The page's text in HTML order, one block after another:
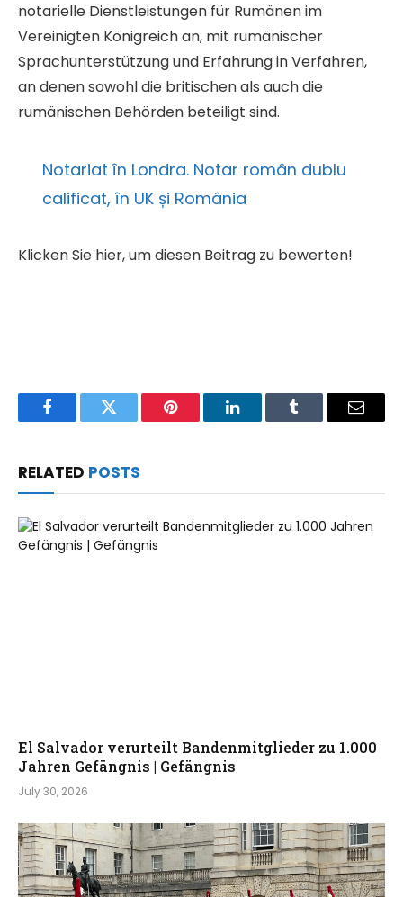
notarielle Dienstleistungen für Rumänen im
Vereinigten Königreich an, mit rumänischer
Sprachunterstützung und Erfahrung in Verfahren,
an denen sowohl die britischen als auch die
rumänischen Behörden beteiligt sind.
Notariat în Londra. Notar român dublu
calificat, în UK și România
Klicken Sie hier, um diesen Beitrag zu bewerten!
FacebookTwitter Pinterest LinkedInTumblr Email
RELATED POSTS
El Salvador verurteilt Bandenmitglieder zu 1.000
Jahren Gefängnis | Gefängnis
July 30, 2026